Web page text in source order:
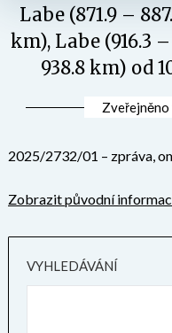
Labe (871.9 –
km), Labe (916.3
938.8 km) od
Zveřejněno
2025/2732/01 – zpráva,
Zobrazit původní
VYHLEDÁVÁNÍ